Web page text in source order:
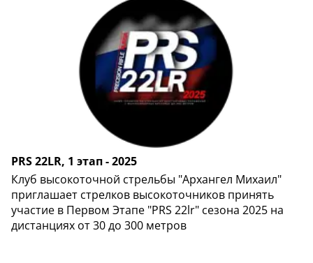
PRS 22LR, 1 этап - 2025
Клуб высокоточной стрельбы "Архангел Михаил"
приглашает стрелков высокоточников принять
участие в Первом Этапе "PRS 22lr" сезона 2025 на
дистанциях от 30 до 300 метров